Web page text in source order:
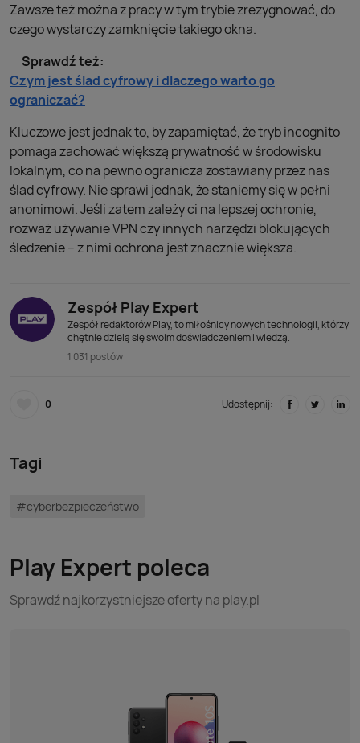
Zawsze też można z pracy w tym trybie zrezygnować, do
czego wystarczy zamknięcie takiego okna.
Sprawdź też:
Czym jest ślad cyfrowy i dlaczego warto go
ograniczać?
Kluczowe jest jednak to, by zapamiętać, że tryb incognito
pomaga zachować większą prywatność w środowisku
lokalnym, co na pewno ogranicza zostawiany przez nas
ślad cyfrowy. Nie sprawi jednak, że staniemy się w pełni
anonimowi. Jeśli zatem zależy ci na lepszej ochronie,
rozważ używanie VPN czy innych narzędzi blokujących
śledzenie – z nimi ochrona jest znacznie większa.
Zespół Play Expert
Zespół redaktorów Play, to miłośnicy nowych technologii, którzy
chętnie dzielą się swoim doświadczeniem i wiedzą.
1 031 postów
0 Udostępnij:
Tagi
#cyberbezpieczeństwo
Play Expert poleca
Sprawdź najkorzystniejsze oferty na play.pl